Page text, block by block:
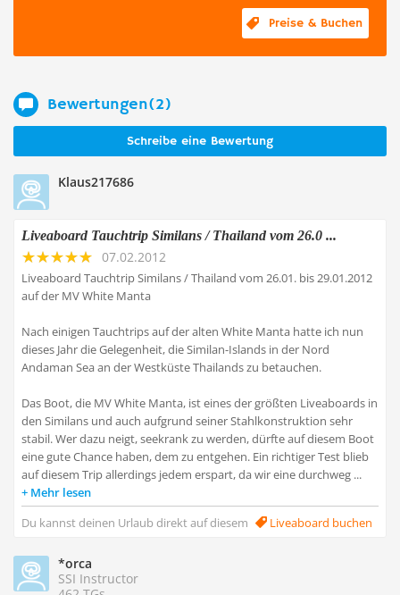
Preise & Buchen
Bewertungen(2)
Schreibe eine Bewertung
Klaus217686
Liveaboard Tauchtrip Similans / Thailand vom 26.0 ...
07.02.2012
Liveaboard Tauchtrip Similans / Thailand vom 26.01. bis 29.01.2012
auf der MV White Manta
Nach einigen Tauchtrips auf der alten White Manta hatte ich nun
dieses Jahr die Gelegenheit, die Similan-Islands in der Nord
Andaman Sea an der Westküste Thailands zu betauchen.
Das Boot, die MV White Manta, ist eines der größten Liveaboards in
den Similans und auch aufgrund seiner Stahlkonstruktion sehr
stabil. Wer dazu neigt, seekrank zu werden, dürfte auf diesem Boot
eine gute Chance haben, dem zu entgehen. Ein richtiger Test blieb
auf diesem Trip allerdings jedem erspart, da wir eine durchweg ...
Mehr lesen
Du kannst deinen Urlaub direkt auf diesem
Liveaboard buchen
*orca
SSI Instructor